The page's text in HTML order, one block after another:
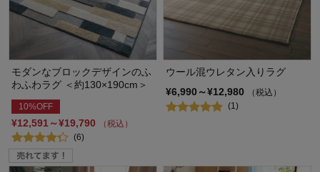
モダンなブロックデザインのふ
わふわラグ ＜約130×190cm＞
10%OFF
¥12,591～¥19,790
（税込）
(6)
ウール混ウレタン入りラグ
¥6,990～¥12,980
（税込）
(1)